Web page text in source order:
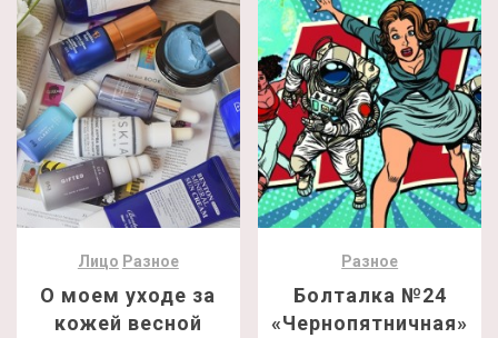
Лицо Разное
О моем уходе за
кожей весной
Разное
Болталка №24
«Чернопятничная»